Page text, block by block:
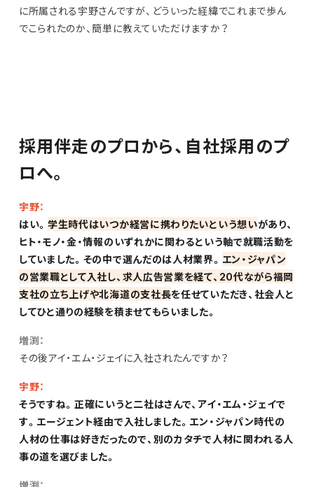
に所属される宇野さんですが、どういった経緯でこれまで歩ん
でこられたのか、簡単に教えていただけますか？
採用伴走のプロから、自社採用のプ
ロへ。
宇野：
はい。 学生時代はいつか経営に携わりたいという想いがあり、
ヒト・モノ・金・情報のいずれかに関わるという軸で就職活動を
していました。その中で選んだのは人材業界。 エン・ジャパン
の営業職として入社し、求人広告営業を経て、20代ながら福岡
支社の立ち上げや北海道の支社長を任せていただき、社会人と
してひと通りの経験を積ませてもらいました。
増渕：
その後アイ・エム・ジェイに入社されたんですか？
宇野：
そうですね。正確にいうと二社はさんで、アイ・エム・ジェイで
す。エージェント経由で入社しました。エン・ジャパン時代の
人材の仕事は好きだったので、別のカタチで人材に関われる人
事の道を選びました。